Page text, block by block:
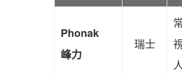
Phonak
峰力
瑞士